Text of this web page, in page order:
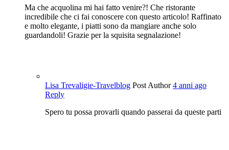
Ma che acquolina mi hai fatto venire?! Che ristorante
incredibile che ci fai conoscere con questo articolo! Raffinato
e molto elegante, i piatti sono da mangiare anche solo
guardandoli! Grazie per la squisita segnalazione!
Lisa Trevaligie-Travelblog Post Author 4 anni ago
Reply
Spero tu possa provarli quando passerai da queste parti